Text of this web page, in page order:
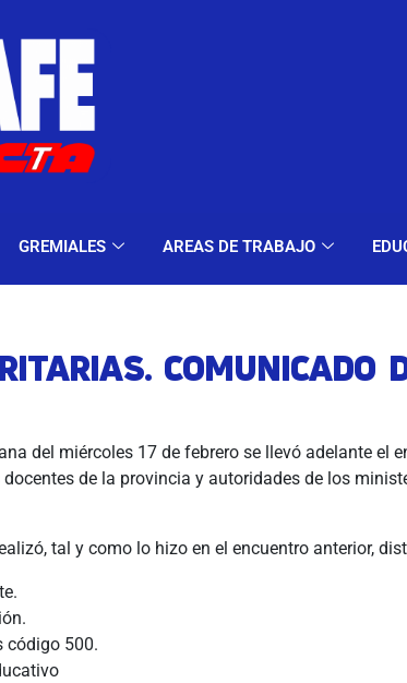
GREMIALES AREAS DE TRABAJO
NIVELES Y MODALIDADES GREMIALES
COMUNICADO
del miércoles 17 de febrero se llevó adelante el
de la provincia y autoridades de los
tal y como lo hizo en el encuentro anterior,
código 500.